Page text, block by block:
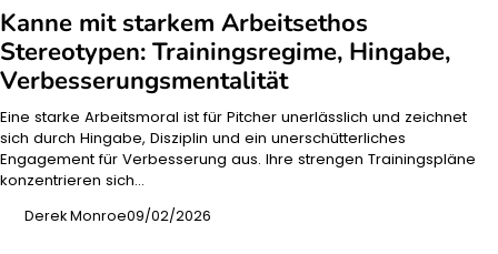
Kanne mit starkem Arbeitsethos
Stereotypen: Trainingsregime, Hingabe,
Verbesserungsmentalität
Eine starke Arbeitsmoral ist für Pitcher unerlässlich und zeichnet
sich durch Hingabe, Disziplin und ein unerschütterliches
Engagement für Verbesserung aus. Ihre strengen Trainingspläne
konzentrieren sich…
Derek Monroe09/02/2026